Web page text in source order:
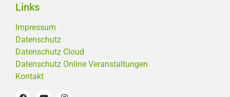
Links
Impressum
Datenschutz
Datenschutz Cloud
Datenschutz Online Veranstaltungen
Kontakt